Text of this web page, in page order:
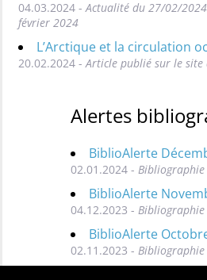
04.03.2024 - Actualité du 27/02/
février 2024
L’Arctique et la circulation
20.02.2024 - Article publié sur le site
Alertes
BiblioAlerte
02.01.2024 - Bibliographie
BiblioAlerte
04.12.2023 - Bibliographie
BiblioAlerte
02.11.2023 - Bibliographie